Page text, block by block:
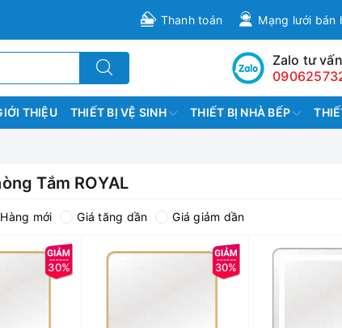
Thanh toán Mạng lưới bán
Zalo tư vấn
THIỆU THIẾT BỊ VỆ SINH THIẾT BỊ NHÀ BẾP
Tắm ROYAL
Hàng mới Giá tăng dần Giá giảm dần
30% 30%